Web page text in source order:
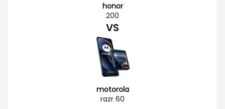
honor
200
VS
motorola
razr 60